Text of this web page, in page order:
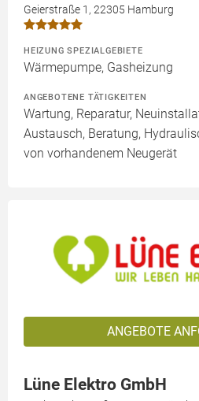
Geierstraße 1, 22305 Hamburg
HEIZUNG SPEZIALGEBIETE
Wärmepumpe, Gasheizung
ANGEBOTENE TÄTIGKEITEN
Wartung, Reparatur,
Austausch, Beratung,
von vorhandenem Neugerät
ANGEBOTE
Lüne Elektro GmbH